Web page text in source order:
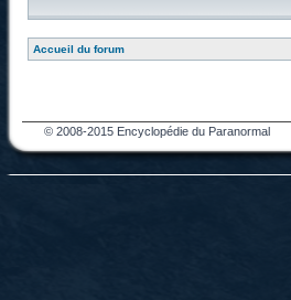
Accueil du forum
© 2008-2015 Encyclopédie du Paranormal